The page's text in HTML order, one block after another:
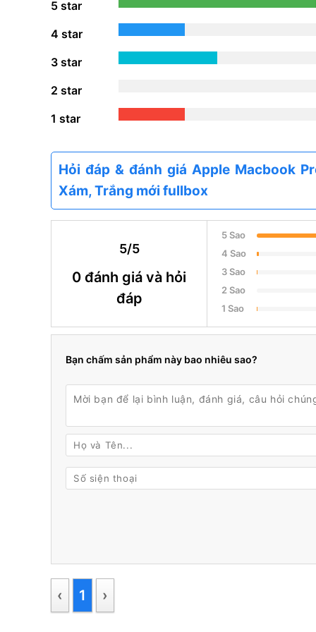
5 star
4 star
3 star
2 star
1 star
Hỏi đáp & đánh giá Apple Macbook
Xám, Trắng mới fullbox
5/5
0 đánh giá và hỏi
đáp
5 Sao
4 Sao
3 Sao
2 Sao
1 Sao
Bạn chấm sản phẩm này bao nhiêu sao?
‹ 1 ›